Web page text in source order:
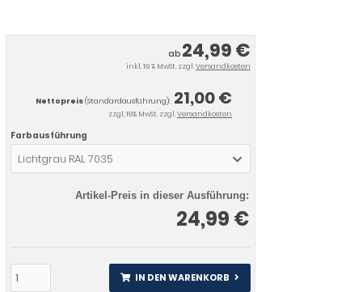
ab 24,99 €
inkl. 19 % MwSt. zzgl.Versandkosten
Nettopreis(Standardausführung):21,00 €
zzgl. 19% MwSt. zzgl.Versandkosten
Farbausführung
Lichtgrau RAL 7035
Artikel-Preis in dieser Ausführung:
24,99 €
IN DEN WARENKORB